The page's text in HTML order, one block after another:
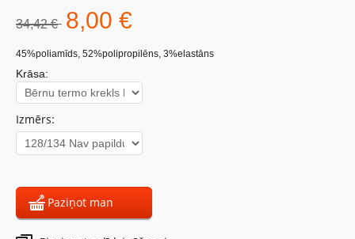
34,42 € 8,00 €
45%poliamīds, 52%polipropilēns, 3%elastāns
Krāsa:
Izmērs:
Paziņot man